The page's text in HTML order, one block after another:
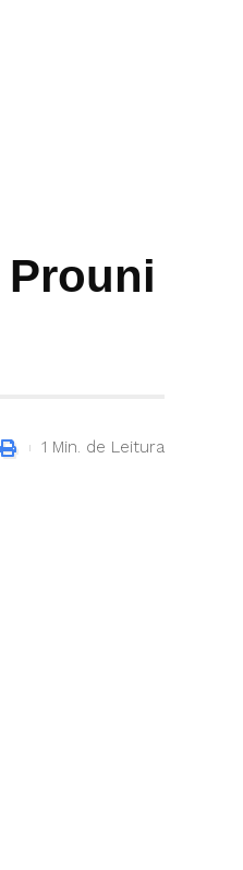
1 Min. de Leitura